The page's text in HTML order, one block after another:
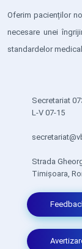
Oferim pacienților
necesare unei
standardelor
Secretariat
L-V 07-15
Strada
Timișoara,